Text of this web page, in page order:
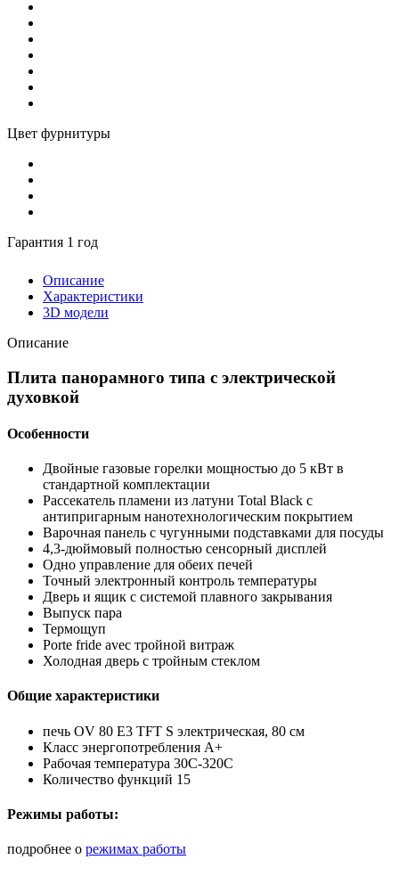
Цвет фурнитуры
Гарантия 1 год
Описание
Характеристики
3D модели
Описание
Плита панорамного типа с электрической
духовкой
Особенности
Двойные газовые горелки мощностью до 5 кВт в
стандартной комплектации
Рассекатель пламени из латуни Total Black с
антипригарным нанотехнологическим покрытием
Варочная панель с чугунными подставками для посуды
4,3-дюймовый полностью сенсорный дисплей
Одно управление для обеих печей
Точный электронный контроль температуры
Дверь и ящик с системой плавного закрывания
Выпуск пара
Термощуп
Porte fride avec тройной витраж
Холодная дверь с тройным стеклом
Общие характеристики
печь OV 80 E3 TFT S электрическая, 80 см
Класс энергопотребления А+
Рабочая температура 30C-320C
Количество функций 15
Режимы работы:
подробнее о режимах работы